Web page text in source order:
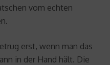
vom echten
erst, wenn man das
in der Hand hält. Die